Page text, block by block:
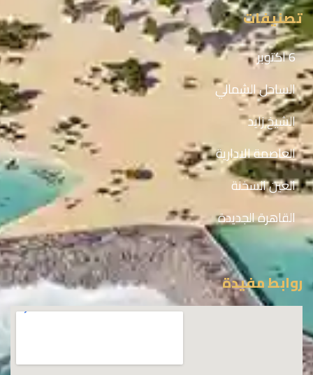
تصنيفات
6 اكتوبر
الساحل الشمالي
الشيخ زايد
العاصمة الادارية
العين السخنة
القاهرة الجديدة
روابط مفيدة